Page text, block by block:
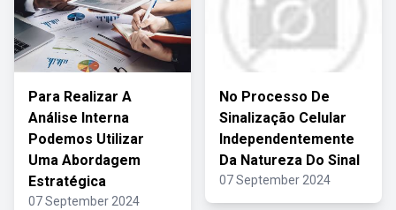
Para Realizar A
Análise Interna
Podemos Utilizar
Uma Abordagem
Estratégica
07 September 2024
No Processo De
Sinalização Celular
Independentemente
Da Natureza Do Sinal
07 September 2024